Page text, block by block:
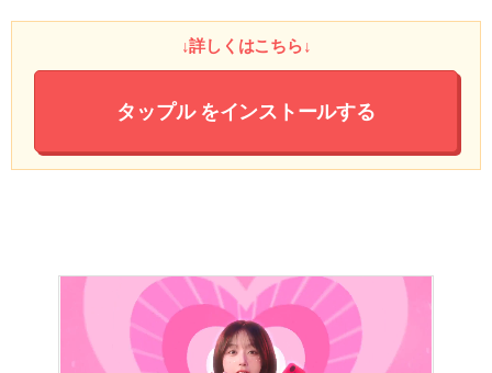
↓詳しくはこちら↓
タップルをインストールする